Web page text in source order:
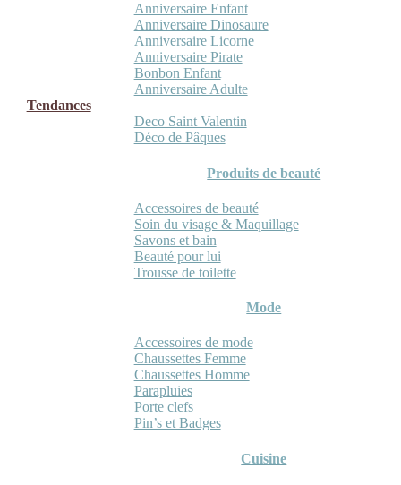
Anniversaire Enfant
Anniversaire Dinosaure
Anniversaire Licorne
Anniversaire Pirate
Bonbon Enfant
Anniversaire Adulte
Tendances
Deco Saint Valentin
Déco de Pâques
Produits de beauté
Accessoires de beauté
Soin du visage & Maquillage
Savons et bain
Beauté pour lui
Trousse de toilette
Mode
Accessoires de mode
Chaussettes Femme
Chaussettes Homme
Parapluies
Porte clefs
Pin’s et Badges
Cuisine